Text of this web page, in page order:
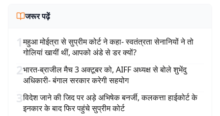
जरूर पढ़ें
1महुआ मोईत्रा से सुप्रीम कोर्ट ने कहा- स्वतंत्रता सेनानियों ने तो
गोलियां खायीं थीं, आपको अंडे से डर क्यों?
2भारत-ब्राजील मैच 3 अक्टूबर को, AIFF अध्यक्ष से बोले शुभेंदु
अधिकारी- बंगाल सरकार करेगी सहयोग
3विदेश जाने की जिद पर अड़े अभिषेक बनर्जी, कलकत्ता हाईकोर्ट के
इनकार के बाद फिर पहुंचे सुप्रीम कोर्ट